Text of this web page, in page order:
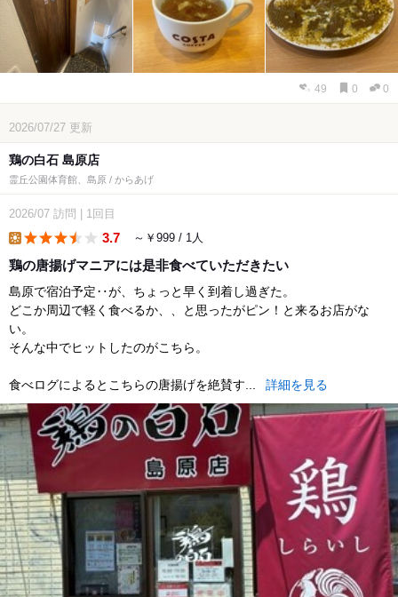
49 0 0
2026/07/27 更新
鶏の白石 島原店
霊丘公園体育館、島原 / からあげ
2026/07 訪問 | 1回目
3.7 ～￥999 / 1人
鶏の唐揚げマニアには是非食べていただきたい
島原で宿泊予定‥が、ちょっと早く到着し過ぎた。
どこか周辺で軽く食べるか、、と思ったがピン！と来るお店がな
い。
そんな中でヒットしたのがこちら。
食べログによるとこちらの唐揚げを絶賛す... 詳細を見る